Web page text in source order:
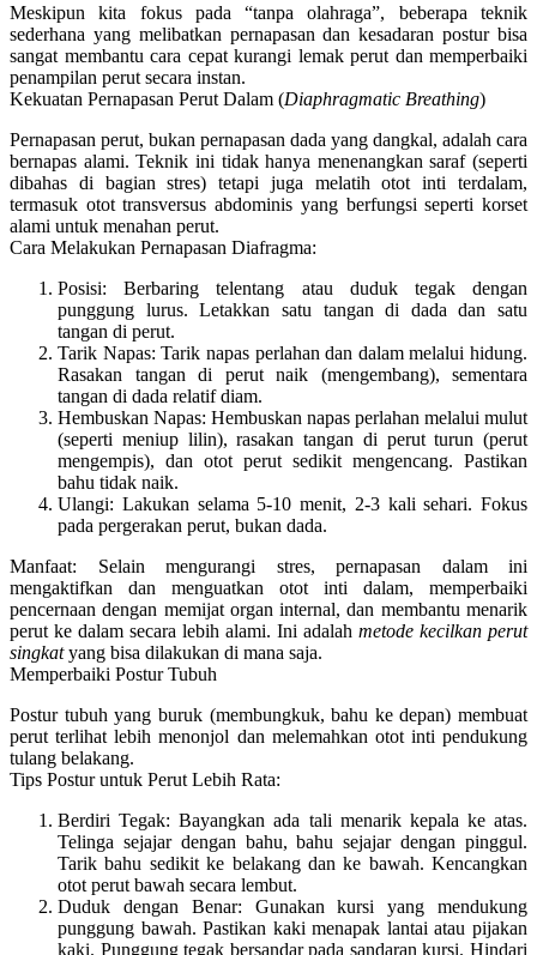
Meskipun kita fokus pada “tanpa olahraga”, beberapa teknik
sederhana yang melibatkan pernapasan dan kesadaran postur bisa
sangat membantu cara cepat kurangi lemak perut dan memperbaiki
penampilan perut secara instan.
Kekuatan Pernapasan Perut Dalam (Diaphragmatic Breathing)
Pernapasan perut, bukan pernapasan dada yang dangkal, adalah cara
bernapas alami. Teknik ini tidak hanya menenangkan saraf (seperti
dibahas di bagian stres) tetapi juga melatih otot inti terdalam,
termasuk otot transversus abdominis yang berfungsi seperti korset
alami untuk menahan perut.
Cara Melakukan Pernapasan Diafragma:
Posisi: Berbaring telentang atau duduk tegak dengan
punggung lurus. Letakkan satu tangan di dada dan satu
tangan di perut.
Tarik Napas: Tarik napas perlahan dan dalam melalui hidung.
Rasakan tangan di perut naik (mengembang), sementara
tangan di dada relatif diam.
Hembuskan Napas: Hembuskan napas perlahan melalui mulut
(seperti meniup lilin), rasakan tangan di perut turun (perut
mengempis), dan otot perut sedikit mengencang. Pastikan
bahu tidak naik.
Ulangi: Lakukan selama 5-10 menit, 2-3 kali sehari. Fokus
pada pergerakan perut, bukan dada.
Manfaat: Selain mengurangi stres, pernapasan dalam ini
mengaktifkan dan menguatkan otot inti dalam, memperbaiki
pencernaan dengan memijat organ internal, dan membantu menarik
perut ke dalam secara lebih alami. Ini adalah metode kecilkan perut
singkatyang bisa dilakukan di mana saja.
Memperbaiki Postur Tubuh
Postur tubuh yang buruk (membungkuk, bahu ke depan) membuat
perut terlihat lebih menonjol dan melemahkan otot inti pendukung
tulang belakang.
Tips Postur untuk Perut Lebih Rata:
Berdiri Tegak: Bayangkan ada tali menarik kepala ke atas.
Telinga sejajar dengan bahu, bahu sejajar dengan pinggul.
Tarik bahu sedikit ke belakang dan ke bawah. Kencangkan
otot perut bawah secara lembut.
Duduk dengan Benar: Gunakan kursi yang mendukung
punggung bawah. Pastikan kaki menapak lantai atau pijakan
kaki. Punggung tegak bersandar pada sandaran kursi. Hindari